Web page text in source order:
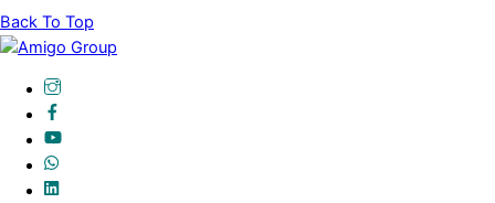
Back To Top